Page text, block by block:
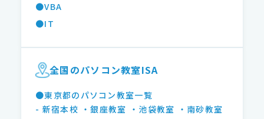
●VBA
●IT
全国のパソコン教室ISA
●東京都のパソコン教室一覧
- 新宿本校 ・銀座教室 ・池袋教室 ・南砂教室